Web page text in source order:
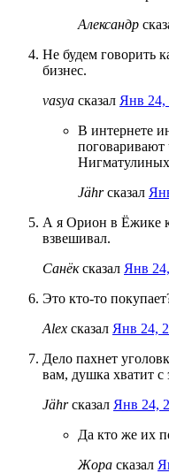
Александр
Не будем говорить
бизнес.
vasya сказал Янв 24,
В интернете
поговаривают
Jährсказал
А я Орион в Ёжике
взвешивал.
Санёксказал Янв
Это кто-то
Alex сказал Янв 24,
Дело пахнет
вам, душка хватит с
Jährсказал Янв 24,
Да кто же их
Жора сказал